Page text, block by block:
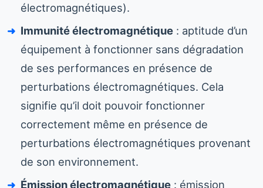
électromagnétiques).
Immunité électromagnétique : aptitude d’un
équipement à fonctionner sans dégradation
de ses performances en présence de
perturbations électromagnétiques. Cela
signifie qu’il doit pouvoir fonctionner
correctement même en présence de
perturbations électromagnétiques provenant
de son environnement.
Émission électromagnétique : émission